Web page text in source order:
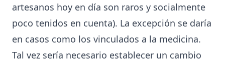
artesanos hoy en día son raros y socialmente
poco tenidos en cuenta). La excepción se daría
en casos como los vinculados a la medicina.
Tal vez sería necesario establecer un cambio